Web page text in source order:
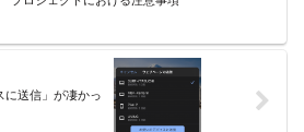
に送信」が凄かっ